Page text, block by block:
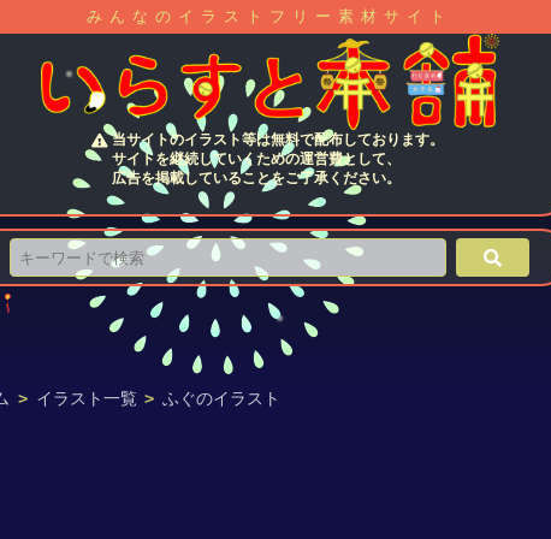
みんなのイラストフリー素材サイト
当サイトのイラスト等は無料で配布しております。
サイトを継続していくための運営費として、
広告を掲載していることをご了承ください。
> イラスト一覧 > ふぐのイラスト